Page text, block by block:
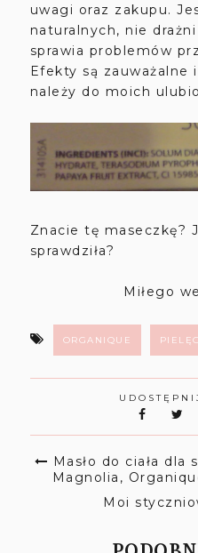
uwagi oraz zakupu.
naturalnych, nie
sprawia problemów
Efekty są zauważalne
należy do moich
Znacie tę maseczkę?
sprawdziła?
Miłego
ORGANIQUE
Masło do ciała dla
Magnolia,
Moi